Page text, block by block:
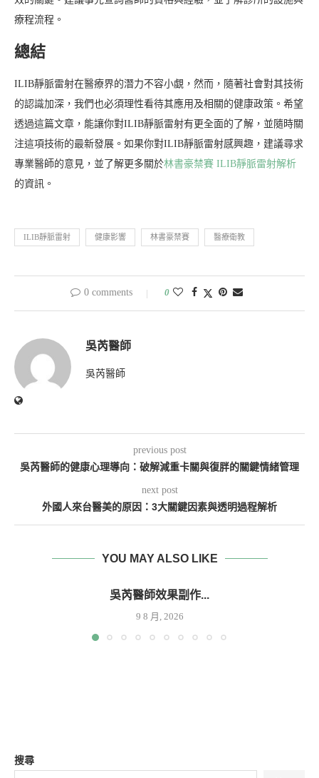
療程流程。
總結
ILIB靜脈雷射在醫療界的潛力不容小覷，然而，隨著社會對其技術
的認識加深，我們也必須理性看待其應用及相關的健康政策。希望
透過這篇文章，能讓你對ILIB靜脈雷射有更全面的了解，並隨時關
注這項技術的最新發展。如果你對ILIB靜脈雷射感興趣，建議尋求
專業醫師的意見，並了解更多關於林書豪禁賽 ILIB靜脈雷射解析
的資訊。
ILIB靜脈雷射 健康影響 林書豪禁賽 醫療衛教
0 comments 0
吳芮醫師
吳芮醫師
previous post
吳芮醫師的健康心理導向：破解減重卡關與復胖的關鍵情緒管理
next post
外國人來台醫美的原因：3大關鍵因素與透明過程解析
YOU MAY ALSO LIKE
吳芮醫師效果副作...
9 8 月, 2026
搜尋